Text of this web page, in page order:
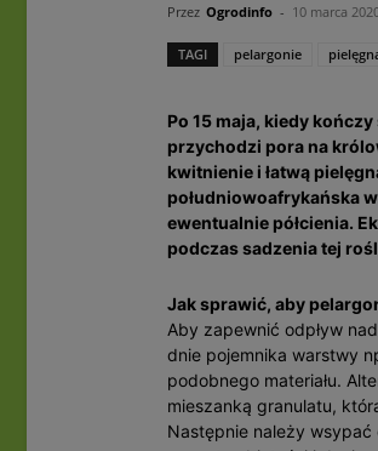
Przez Ogrodinfo - 10 marca
TAGI pelargonie
Po 15 maja, kiedy
przychodzi pora na
kwitnienie i łatwą
południowoafrykańska
ewentualnie półcienia.
podczas sadzenia tej
Jak sprawić, aby
Aby zapewnić odpływ
dnie pojemnika warstwy
podobnego materiału.
mieszanką granulatu,
Następnie należy